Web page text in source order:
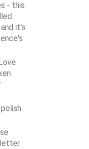
- this
it's